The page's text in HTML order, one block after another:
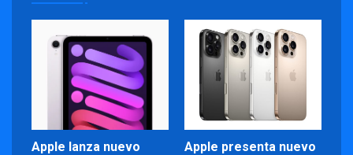
Apple lanza nuevo
Apple presenta nuevo